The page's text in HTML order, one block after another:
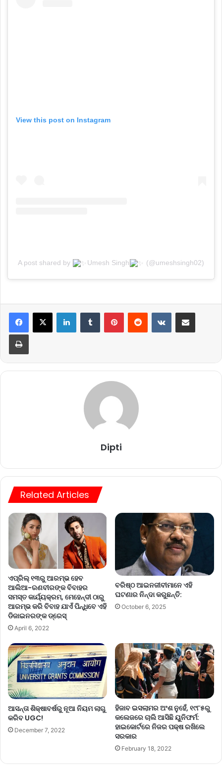
View this post on Instagram
A post shared by Umesh Singh (@umeshsingh02)
Dipti
Related Articles
ଏପ୍ରିଲ୍‌ ୧୩ରୁ ଆରମ୍ଭ ହେବ
ଆଲିଆ-ରଣବୀରଙ୍କ ବିବାହର
ସମସ୍ତ କାର୍ଯ୍ୟକ୍ରମ, ମେହେନ୍ଦୀ ଠାରୁ
ଆରମ୍ଭ କରି ବିବାହ ଯାଏଁ ପିନ୍ଧିବେ ଏହି
ଡିଜାଇନରଙ୍କ ଡ୍ରେସ୍‌
April 6, 2022
ବରିଷ୍ଠ ଆଇନଜୀବୀମାନେ ଏହି
ଘଟଣାର ନିନ୍ଦା କରୁଛନ୍ତି:
October 6, 2025
ଆସନ୍ତା ଶିକ୍ଷାବର୍ଷରୁ ନୂଆ ନିୟମ ଲାଗୁ
କରିବ UGC!
December 7, 2022
ହିଜାବ ଇସଲାମର ଅଂଶ ନୁହେଁ, ୧୯୮୫ରୁ
କଲେଜରେ ଚାଲି ଆସିଛି ୟୁନିଫର୍ମ:
ହାଇକୋର୍ଟରେ ନିଜର ପକ୍ଷ ରଖିଲେ
ସରକାର
February 18, 2022